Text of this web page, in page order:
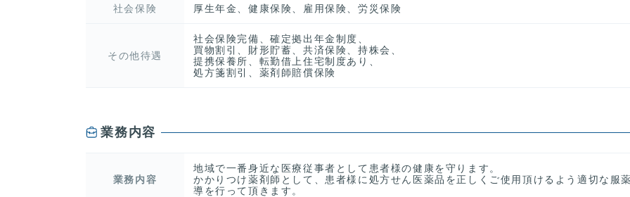
社会保険 厚生年金、健康保険、雇用保険、労災保険
その他待遇
社会保険完備、確定拠出年金制度、
買物割引、財形貯蓄、共済保険、持株会、
提携保養所、転勤借上住宅制度あり、
処方箋割引、薬剤師賠償保険
業務内容
業務内容
地域で一番身近な医療従事者として患者様の健康を守ります。
かかりつけ薬剤師として、患者様に処方せん医薬品を正しくご使用頂けるよう適切な服
導を行って頂きます。